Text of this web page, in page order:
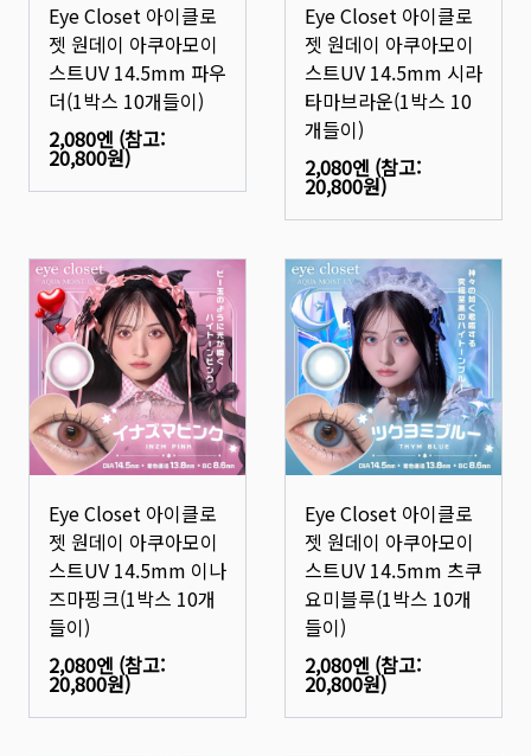
Eye Closet 아이클로
젯 원데이 아쿠아모이
스트UV 14.5mm 파우
더(1박스 10개들이)
2,080엔 (참고:
20,800원)
Eye Closet 아이클로
젯 원데이 아쿠아모이
스트UV 14.5mm 시라
타마브라운(1박스 10
개들이)
2,080엔 (참고:
20,800원)
Eye Closet 아이클로
젯 원데이 아쿠아모이
스트UV 14.5mm 이나
즈마핑크(1박스 10개
들이)
2,080엔 (참고:
20,800원)
Eye Closet 아이클로
젯 원데이 아쿠아모이
스트UV 14.5mm 츠쿠
요미블루(1박스 10개
들이)
2,080엔 (참고:
20,800원)